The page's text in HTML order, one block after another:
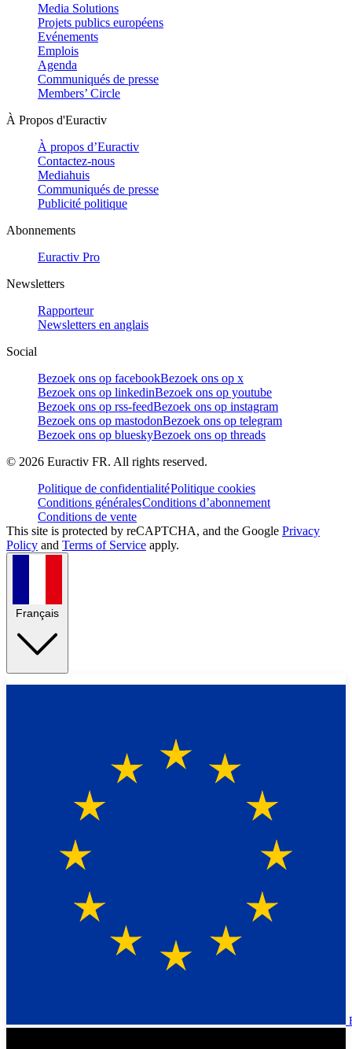
Media Solutions
Projets publics européens
Evénements
Emplois
Agenda
Communiqués de presse
Members’ Circle
À Propos d'Euractiv
À propos d’Euractiv
Contactez-nous
Mediahuis
Communiqués de presse
Publicité politique
Abonnements
Euractiv Pro
Newsletters
Rapporteur
Newsletters en anglais
Social
Bezoek ons op facebookBezoek ons op x
Bezoek ons op linkedinBezoek ons op youtube
Bezoek ons op rss-feedBezoek ons op instagram
Bezoek ons op mastodonBezoek ons op telegram
Bezoek ons op blueskyBezoek ons op threads
© 2026 Euractiv FR. All rights reserved.
Politique de confidentialitéPolitique cookies
Conditions généralesConditions d’abonnement
Conditions de vente
This site is protected by reCAPTCHA, and the Google Privacy
Policy and Terms of Service apply.
Français